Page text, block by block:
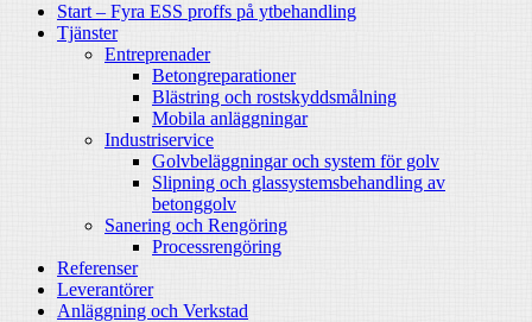
Start – Fyra ESS proffs på ytbehandling
Tjänster
Entreprenader
Betongreparationer
Blästring och rostskyddsmålning
Mobila anläggningar
Industriservice
Golvbeläggningar och system för golv
Slipning och glassystemsbehandling av
betonggolv
Sanering och Rengöring
Processrengöring
Referenser
Leverantörer
Anläggning och Verkstad